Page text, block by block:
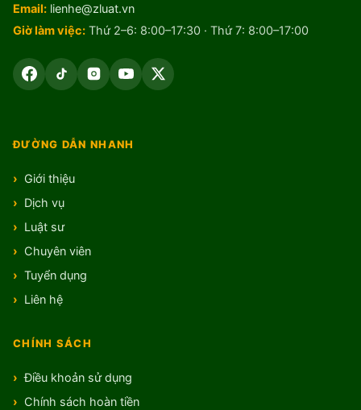
Email: lienhe@zluat.vn
Giờ làm việc: Thứ 2–6: 8:00–17:30 · Thứ 7: 8:00–17:00
ĐƯỜNG DẪN NHANH
Giới thiệu
Dịch vụ
Luật sư
Chuyên viên
Tuyển dụng
Liên hệ
CHÍNH SÁCH
Điều khoản sử dụng
Chính sách hoàn tiền